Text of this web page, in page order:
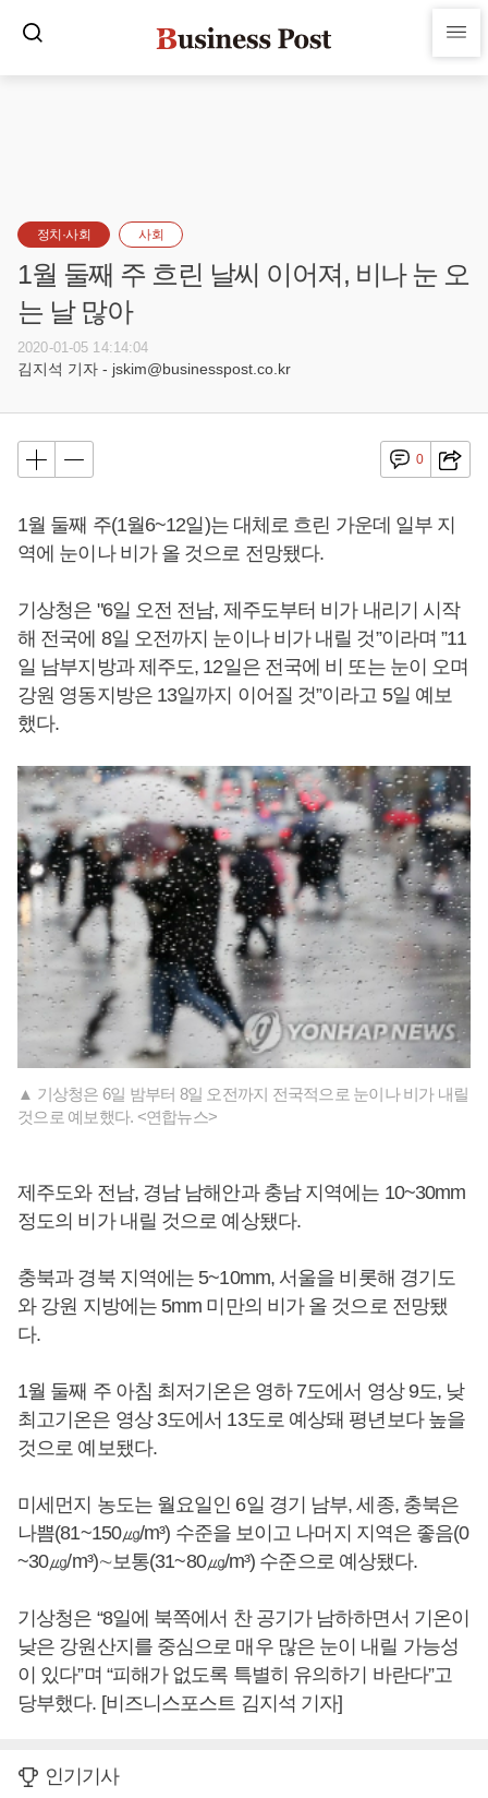
정치·사회 사회
1월 둘째 주 흐린 날씨 이어져, 비나 눈 오
는 날 많아
2020-01-05 14:14:04
김지석 기자 - jskim@businesspost.co.kr
0
1월 둘째 주(1월6~12일)는 대체로 흐린 가운데 일부 지
역에 눈이나 비가 올 것으로 전망됐다.
기상청은 "6일 오전 전남, 제주도부터 비가 내리기 시작
해 전국에 8일 오전까지 눈이나 비가 내릴 것”이라며 ”11
일 남부지방과 제주도, 12일은 전국에 비 또는 눈이 오며
강원 영동지방은 13일까지 이어질 것”이라고 5일 예보
했다.
▲ 기상청은 6일 밤부터 8일 오전까지 전국적으로 눈이나 비가 내릴
것으로 예보했다. <연합뉴스>
제주도와 전남, 경남 남해안과 충남 지역에는 10~30mm
정도의 비가 내릴 것으로 예상됐다.
충북과 경북 지역에는 5~10mm, 서울을 비롯해 경기도
와 강원 지방에는 5mm 미만의 비가 올 것으로 전망됐
다.
1월 둘째 주 아침 최저기온은 영하 7도에서 영상 9도, 낮
최고기온은 영상 3도에서 13도로 예상돼 평년보다 높을
것으로 예보됐다.
미세먼지 농도는 월요일인 6일 경기 남부, 세종, 충북은
나쁨(81~150㎍/m³) 수준을 보이고 나머지 지역은 좋음(0
~30㎍/m³)∼보통(31~80㎍/m³) 수준으로 예상됐다.
기상청은 “8일에 북쪽에서 찬 공기가 남하하면서 기온이
낮은 강원산지를 중심으로 매우 많은 눈이 내릴 가능성
이 있다”며 “피해가 없도록 특별히 유의하기 바란다”고
당부했다. [비즈니스포스트 김지석 기자]
인기기사